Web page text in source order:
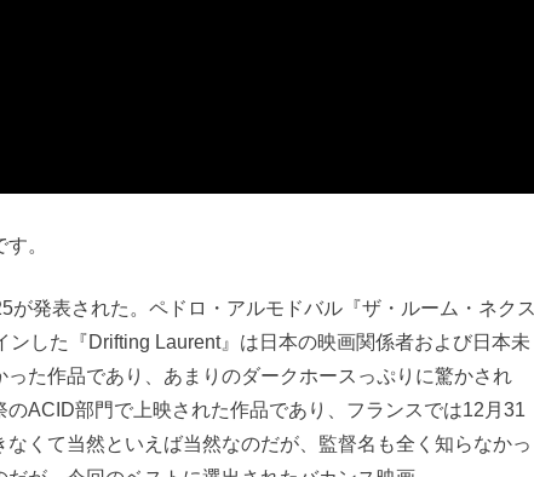
。
が発表された。ペドロ・アルモドバル『ザ・ルーム・ネクス
ンした『Drifting Laurent』は日本の映画関係者および日本未
た作品であり、あまりのダークホースっぷりに驚かされ
ACID部門で上映された作品であり、フランスでは12月31
くて当然といえば当然なのだが、監督名も全く知らなかっ